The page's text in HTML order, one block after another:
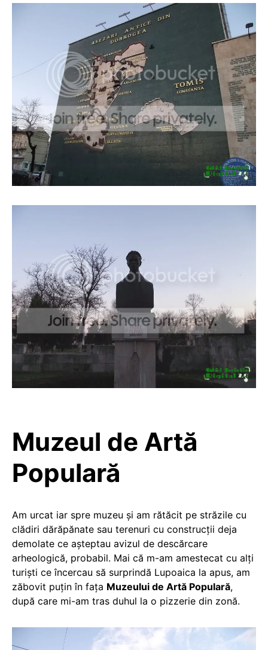
Muzeul de Artă
Populară
Am urcat iar spre muzeu și am rătăcit pe străzile cu
clădiri dărăpănate sau terenuri cu construcții deja
demolate ce așteptau avizul de descărcare
arheologică, probabil. Mai că m-am amestecat cu alți
turiști ce încercau să surprindă Lupoaica la apus, am
zăbovit puțin în fața Muzeului de Artă Populară,
după care mi-am tras duhul la o pizzerie din zonă.